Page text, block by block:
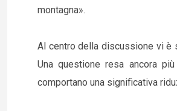
montagna».
Al centro della discussione vi è
Una questione resa ancora
comportano una significativa